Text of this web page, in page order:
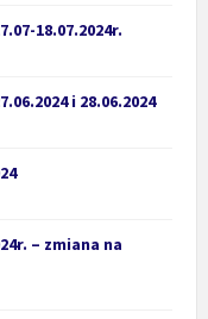
18.07.2024r.
i 28.06.2024
– zmiana na